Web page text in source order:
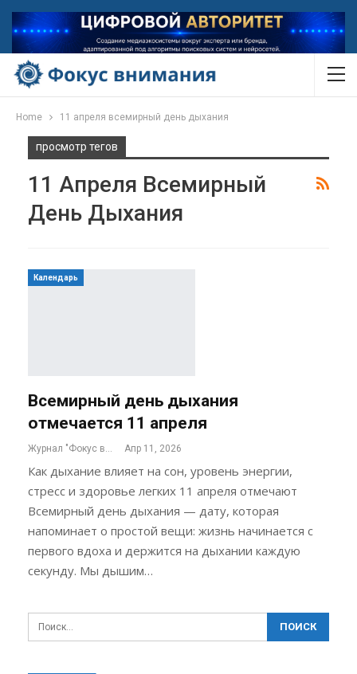
Home 11 апреля всемирный день дыхания
просмотр тегов
11 Апреля Всемирный
День Дыхания
Календарь
Всемирный день дыхания
отмечается 11 апреля
Журнал "Фокус внимания" Апр 11, 2026
Как дыхание влияет на сон, уровень энергии,
стресс и здоровье легких 11 апреля отмечают
Всемирный день дыхания — дату, которая
напоминает о простой вещи: жизнь начинается с
первого вдоха и держится на дыхании каждую
секунду. Мы дышим…